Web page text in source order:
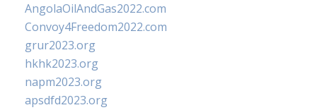
AngolaOilAndGas2022.com
Convoy4Freedom2022.com
grur2023.org
hkhk2023.org
napm2023.org
apsdfd2023.org